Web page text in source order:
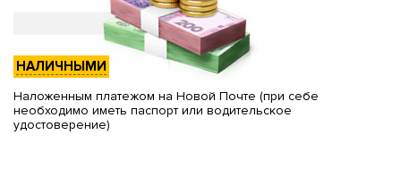
НАЛИЧНЫМИ
Наложенным платежом на Новой Почте (при себе
необходимо иметь паспорт или водительское
удостоверение)